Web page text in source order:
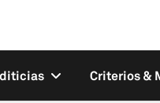
Criterios &